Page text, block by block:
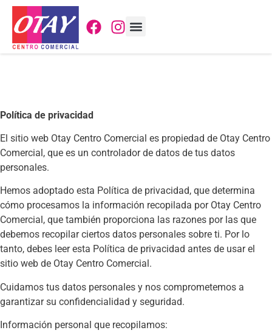
Política de privacidad
El sitio web Otay Centro Comercial es propiedad de Otay Centro
Comercial, que es un controlador de datos de tus datos
personales.
Hemos adoptado esta Política de privacidad, que determina
cómo procesamos la información recopilada por Otay Centro
Comercial, que también proporciona las razones por las que
debemos recopilar ciertos datos personales sobre ti. Por lo
tanto, debes leer esta Política de privacidad antes de usar el
sitio web de Otay Centro Comercial.
Cuidamos tus datos personales y nos comprometemos a
garantizar su confidencialidad y seguridad.
Información personal que recopilamos: